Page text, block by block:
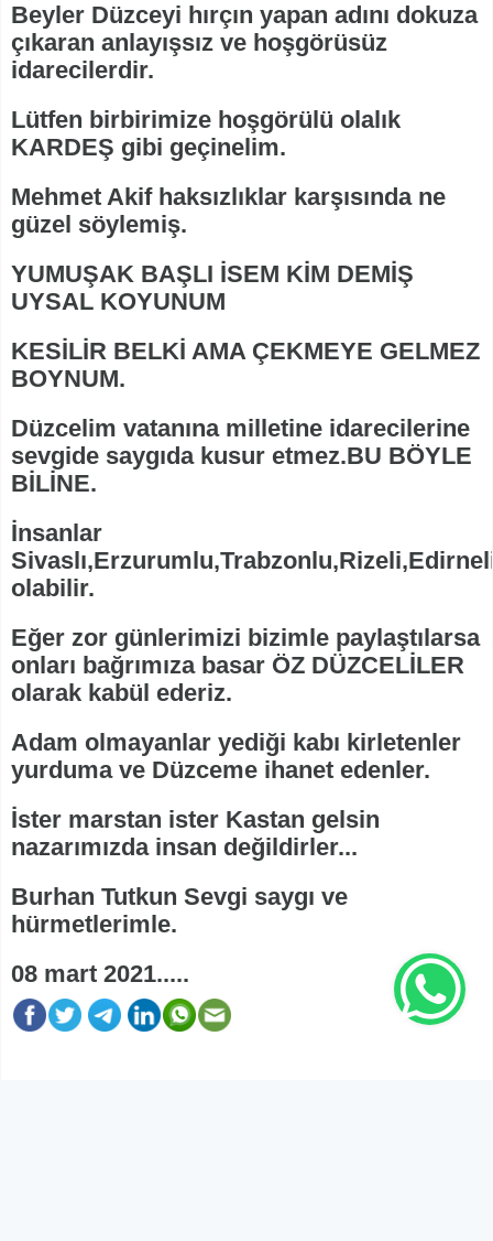
Beyler Düzceyi hırçın yapan adını dokuza
çıkaran anlayışsız ve hoşgörüsüz
idarecilerdir.
Lütfen birbirimize hoşgörülü olalık
KARDEŞ gibi geçinelim.
Mehmet Akif haksızlıklar karşısında ne
güzel söylemiş.
YUMUŞAK BAŞLI İSEM KİM DEMİŞ
UYSAL KOYUNUM
KESİLİR BELKİ AMA ÇEKMEYE GELMEZ
BOYNUM.
Düzcelim vatanına milletine idarecilerine
sevgide saygıda kusur etmez.BU BÖYLE
BİLİNE.
İnsanlar
olabilir.
Eğer zor günlerimizi bizimle paylaştılarsa
onları bağrımıza basar ÖZ DÜZCELİLER
olarak kabül ederiz.
Adam olmayanlar yediği kabı kirletenler
yurduma ve Düzceme ihanet edenler.
İster marstan ister Kastan gelsin
nazarımızda insan değildirler...
Burhan Tutkun Sevgi saygı ve
hürmetlerimle.
08 mart 2021.....